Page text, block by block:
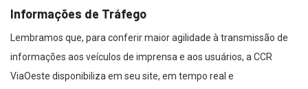
Informações de Tráfego
Lembramos que, para conferir maior agilidade à transmissão de
informações aos veículos de imprensa e aos usuários, a CCR
ViaOeste disponibiliza em seu site, em tempo real e